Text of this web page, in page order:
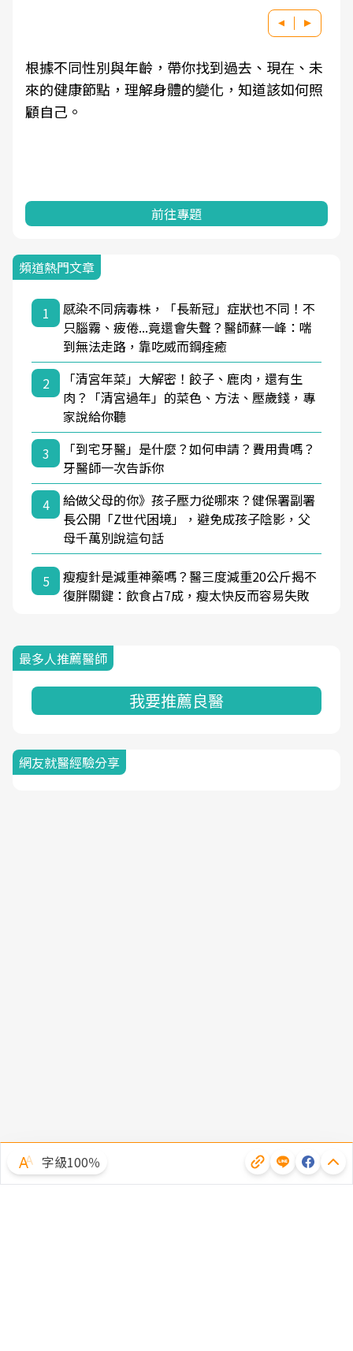
根據不同性別與年齡，帶你找到過去、現在、未
來的健康節點，理解身體的變化，知道該如何照
顧自己。
前往專題
頻道熱門文章
1
感染不同病毒株，「長新冠」症狀也不同！不
只腦霧、疲倦...竟還會失聲？醫師蘇一峰：喘
到無法走路，靠吃威而鋼痊癒
2
「清宮年菜」大解密！餃子、鹿肉，還有生
肉？「清宮過年」的菜色、方法、壓歲錢，專
家說給你聽
3
「到宅牙醫」是什麼？如何申請？費用貴嗎？
牙醫師一次告訴你
4
給做父母的你》孩子壓力從哪來？健保署副署
長公開「Z世代困境」，避免成孩子陰影，父
母千萬別說這句話
5
瘦瘦針是減重神藥嗎？醫三度減重20公斤揭不
復胖關鍵：飲食占7成，瘦太快反而容易失敗
最多人推薦醫師
我要推薦良醫
網友就醫經驗分享
字級100％